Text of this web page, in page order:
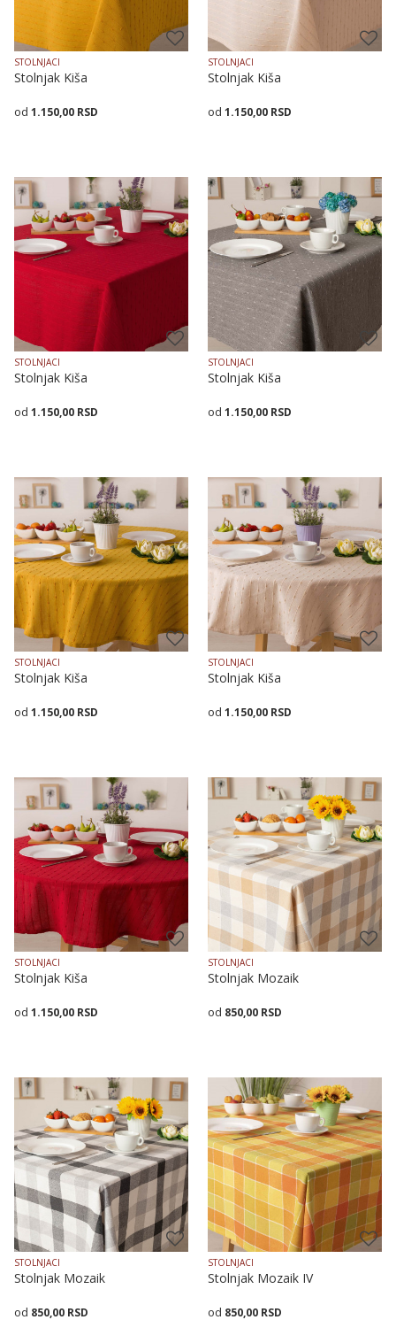
STOLNJACI
Stolnjak Kiša
1.150,00 RSD
Veličina
140X140140X180140X240
Dodaj u korpu
STOLNJACI
Stolnjak Kiša
1.150,00 RSD
Veličina
140X140140X180140X240
Dodaj u korpu
STOLNJACI
Stolnjak Kiša
1.150,00 RSD
Veličina
140X140140X180140X240
Dodaj u korpu
STOLNJACI
Stolnjak Kiša
1.150,00 RSD
Veličina
140X140 140X180140X240
Dodaj u korpu
STOLNJACI
Stolnjak Kiša
1.150,00 RSD
Dodaj u korpu
STOLNJACI
Stolnjak Kiša
1.150,00 RSD
Dodaj u korpu
STOLNJACI
Stolnjak Kiša
1.150,00 RSD
Dodaj u korpu
STOLNJACI
Stolnjak Mozaik
850,00 RSD
Veličina
140X140140X180
Dodaj u korpu
STOLNJACI
Stolnjak Mozaik
850,00 RSD
STOLNJACI
Stolnjak Mozaik IV
850,00 RSD